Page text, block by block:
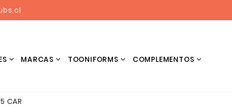
MARCAS TOONIFORMS COMPLEMENTOS
CAR